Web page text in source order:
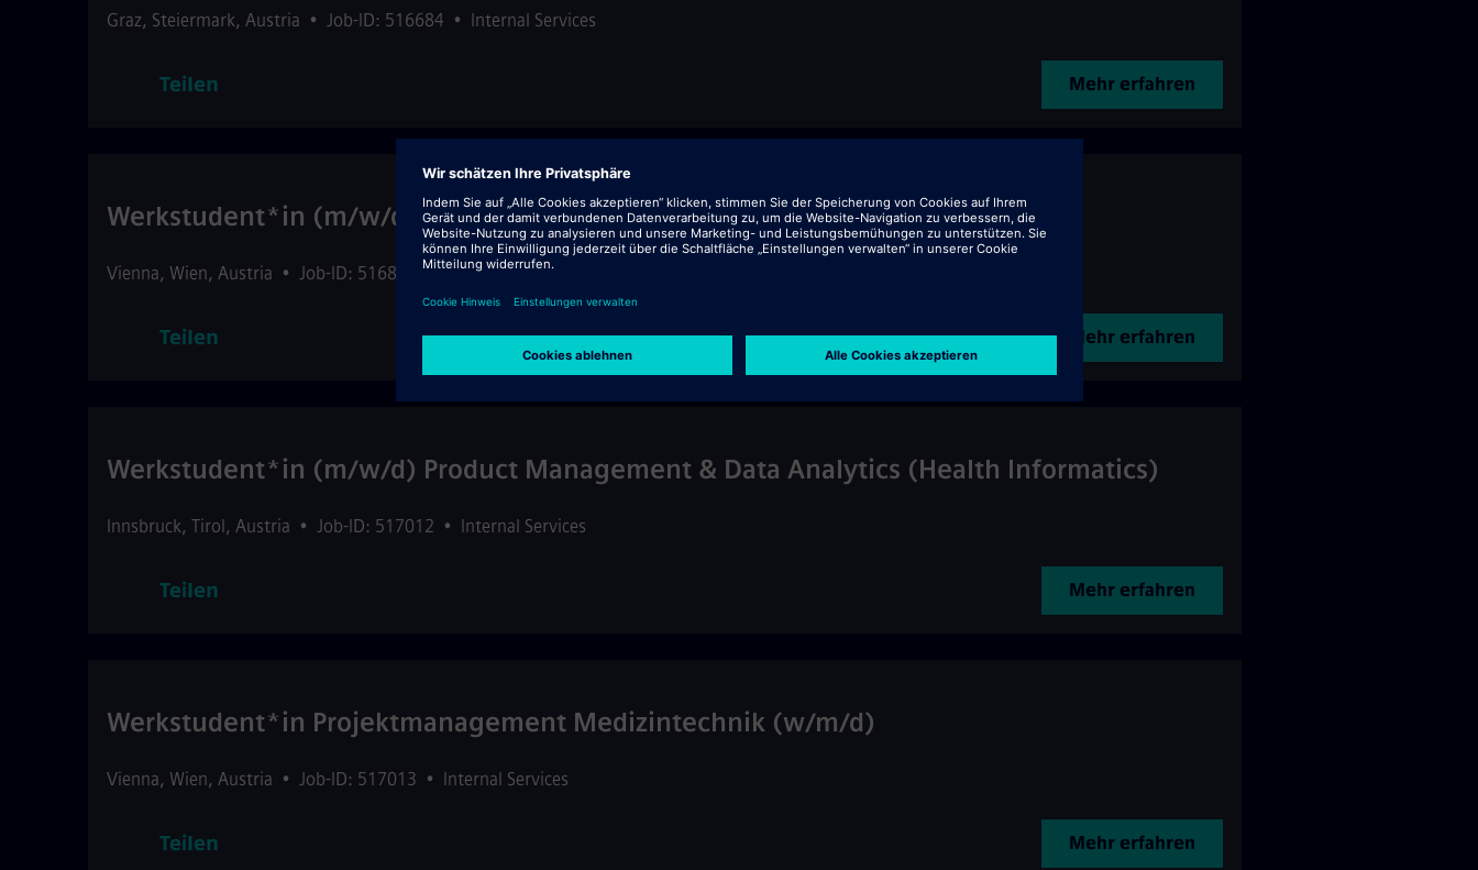
Graz, Steiermark, Austria • Job-ID: 516684 • Internal Services
Teilen Mehr erfahren
Werkstudent*in (m/w/d) Sales & CRM Support
Vienna, Wien, Austria • Job-ID: 516820 • Internal Services
Teilen Mehr erfahren
Werkstudent*in (m/w/d) Product Management & Data Analytics (Health Informatics)
Innsbruck, Tirol, Austria • Job-ID: 517012 • Internal Services
Teilen Mehr erfahren
Werkstudent*in Projektmanagement Medizintechnik (w/m/d)
Vienna, Wien, Austria • Job-ID: 517013 • Internal Services
Teilen Mehr erfahren